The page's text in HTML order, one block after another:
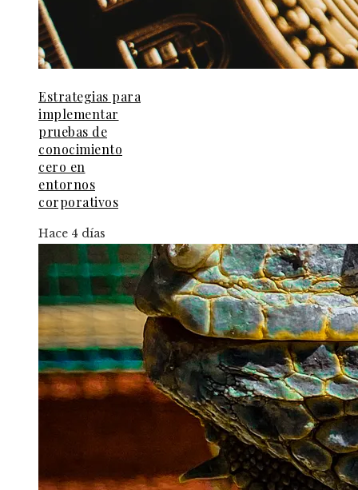
Estrategias para
implementar
pruebas de
conocimiento
cero en
entornos
corporativos
Hace 4 días